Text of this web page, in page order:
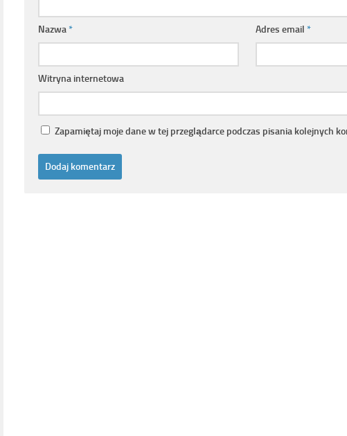
Nazwa* Adres email*
Witryna internetowa
Zapamiętaj moje dane w tej przeglądarce podczas pisania kolejnych